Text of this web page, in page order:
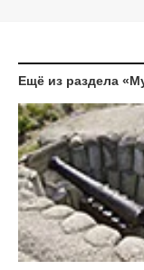
Ещё из раздела